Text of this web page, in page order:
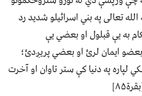
تعالی په بني اسرائيلو شديد رد
به يې قبلول او بعضي يې
ایمان لرئ او بعضي پريږدئ؛
لپاره په دنيا کې ستر تاوان او آخرت